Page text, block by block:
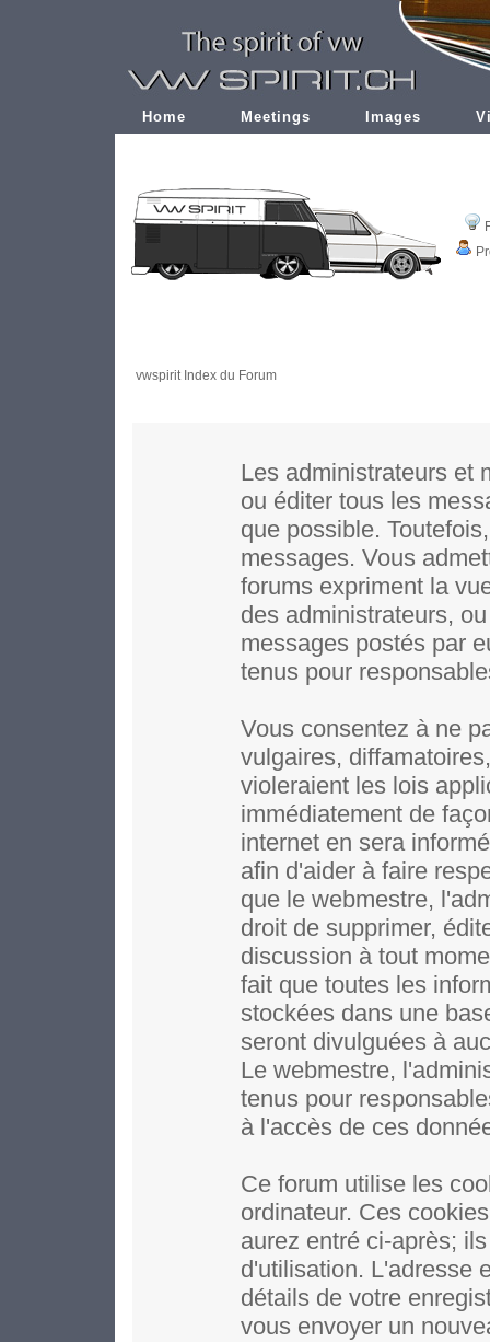
Home Meetings Images
vwspirit Index du Forum
Les administrateurs et
ou éditer tous les
que possible.
messages. Vous
forums expriment la
des administrateurs,
messages postés par
tenus pour
Vous consentez à ne
vulgaires,
violeraient les lois
immédiatement de
internet en sera
afin d'aider à faire
que le webmestre,
droit de supprimer,
discussion à tout
fait que toutes les
stockées dans une
seront divulguées à
Le webmestre,
tenus pour
à l'accès de ces
Ce forum utilise les
ordinateur. Ces
aurez entré ci-après;
d'utilisation. L'adresse
détails de votre
vous envoyer un